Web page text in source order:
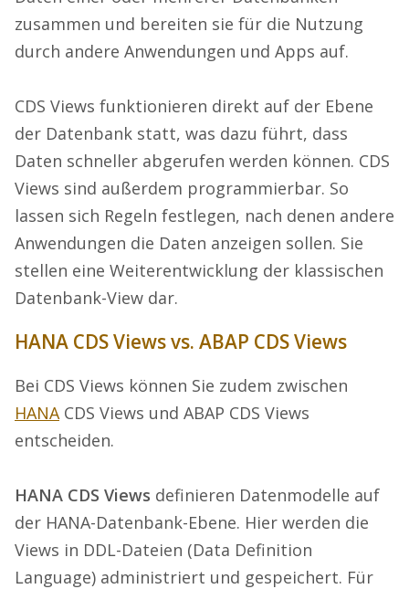
zusammen und bereiten sie für die Nutzung
durch andere Anwendungen und Apps auf.
CDS Views funktionieren direkt auf der Ebene
der Datenbank statt, was dazu führt, dass
Daten schneller abgerufen werden können. CDS
Views sind außerdem programmierbar. So
lassen sich Regeln festlegen, nach denen andere
Anwendungen die Daten anzeigen sollen. Sie
stellen eine Weiterentwicklung der klassischen
Datenbank-View dar.
HANA CDS Views vs. ABAP CDS Views
Bei CDS Views können Sie zudem zwischen
HANACDS Views und ABAP CDS Views
entscheiden.
HANA CDS Views definieren Datenmodelle auf
der HANA-Datenbank-Ebene. Hier werden die
Views in DDL-Dateien (Data Definition
Language) administriert und gespeichert. Für